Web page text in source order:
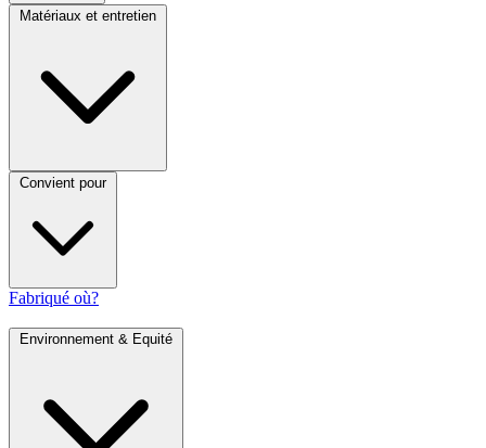
Matériaux et entretien
Convient pour
Fabriqué où?
Environnement & Equité